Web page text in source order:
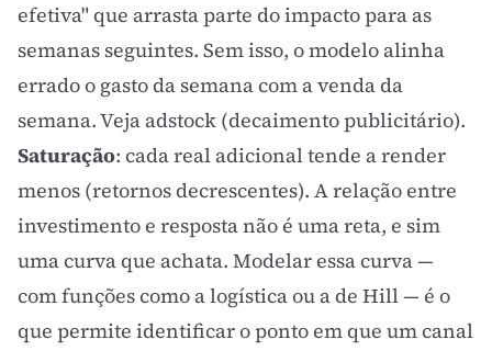
efetiva" que arrasta parte do impacto para as
semanas seguintes. Sem isso, o modelo alinha
errado o gasto da semana com a venda da
semana. Veja adstock (decaimento publicitário).
Saturação: cada real adicional tende a render
menos (retornos decrescentes). A relação entre
investimento e resposta não é uma reta, e sim
uma curva que achata. Modelar essa curva —
com funções como a logística ou a de Hill — é o
que permite identificar o ponto em que um canal